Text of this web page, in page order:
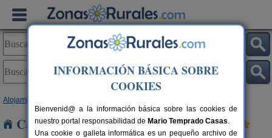
Alojamientos
Casas Rurales cerca de Altsasu
INFORMACIÓN BÁSICA SOBRE
COOKIES
Bienvenid@ a la información básica sobre las cookies de
nuestro portal responsabilidad de Mario Temprado Casas.
Una cookie o galleta informática es un pequeño archivo de